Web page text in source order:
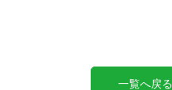
一覧へ戻る